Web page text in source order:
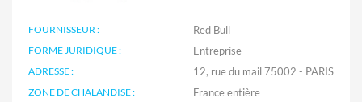
FOURNISSEUR : Red Bull
FORME JURIDIQUE : Entreprise
ADRESSE : 12, rue du mail 75002 - PARIS
ZONE DE CHALANDISE :